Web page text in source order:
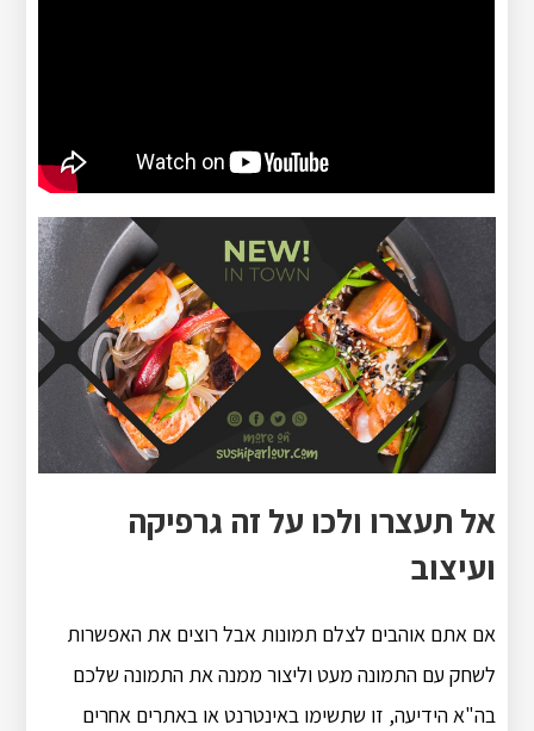
אל תעצרו ולכו על זה גרפיקה
ועיצוב
אם אתם אוהבים לצלם תמונות אבל רוצים את האפשרות
לשחק עם התמונה מעט וליצור ממנה את התמונה שלכם
בה"א הידיעה, זו שתשימו באינטרנט או באתרים אחרים